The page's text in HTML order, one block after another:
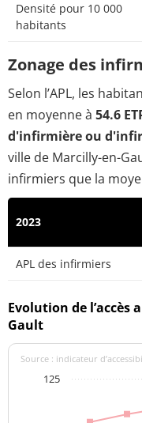
Densité pour 10 000
habitants
Zonage des
Selon l’APL, les
en moyenne à 54.6
d'infirmière ou
ville de Marcilly-en-
infirmiers que la
2023
APL des infirmiers
Evolution de
Gault
Source : indicateur
125